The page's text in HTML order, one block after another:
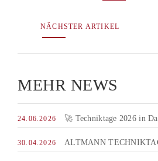
NÄCHSTER ARTIKEL
MEHR NEWS
24.06.2026 🚀 Techniktage 2026 in
30.04.2026 ALTMANN